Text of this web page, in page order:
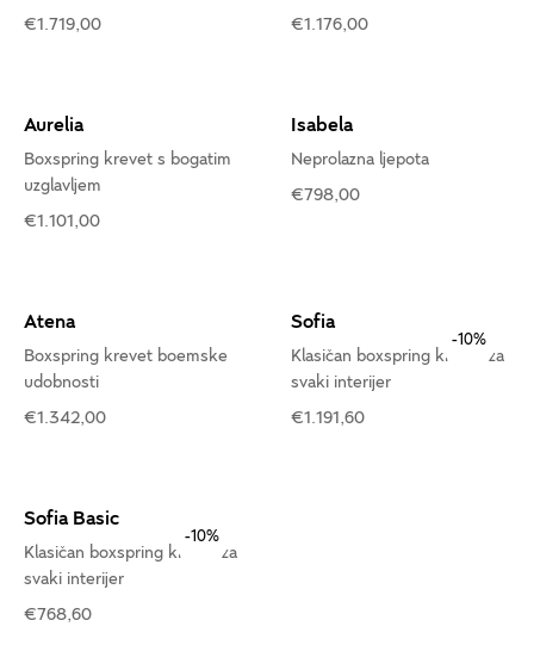
€1.719,00
€1.176,00
Aurelia
Boxspring krevet s bogatim
uzglavljem
€1.101,00
Isabela
Neprolazna ljepota
€798,00
Atena
Boxspring krevet boemske
udobnosti
€1.342,00
-10%
Sofia
Klasičan boxspring krevet za
svaki interijer
€1.191,60
-10%
Sofia Basic
Klasičan boxspring krevet za
svaki interijer
€768,60